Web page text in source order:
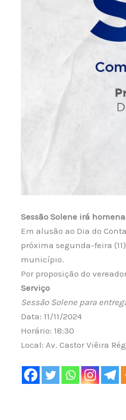
Sessão Solene irá
Em alusão ao Dia do
próxima segunda-feira
município.
Por proposição do
Serviço
Sessão Solene para
Data: 11/11/2024
Horário: 18:30
Local: Av. Castor Viêira